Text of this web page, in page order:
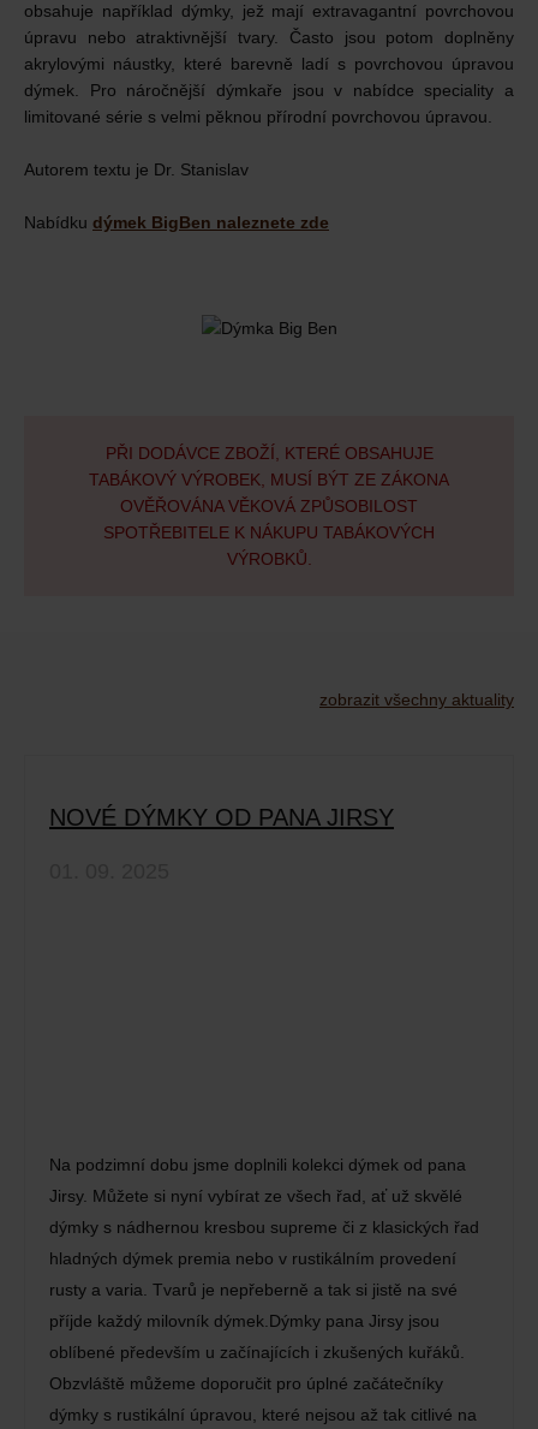
obsahuje například dýmky, jež mají extravagantní povrchovou
úpravu nebo atraktivnější tvary. Často jsou potom doplněny
akrylovými náustky, které barevně ladí s povrchovou úpravou
dýmek. Pro náročnější dýmkaře jsou v nabídce speciality a
limitované série s velmi pěknou přírodní povrchovou úpravou.
Autorem textu je Dr. Stanislav
Nabídku dýmek BigBen naleznete zde
PŘI DODÁVCE ZBOŽÍ, KTERÉ OBSAHUJE
TABÁKOVÝ VÝROBEK, MUSÍ BÝT ZE ZÁKONA
OVĚŘOVÁNA VĚKOVÁ ZPŮSOBILOST
SPOTŘEBITELE K NÁKUPU TABÁKOVÝCH
VÝROBKŮ.
zobrazit všechny aktuality
NOVÉ DÝMKY OD PANA JIRSY
Na podzimní dobu jsme doplnili kolekci dýmek od pana
Jirsy. Můžete si nyní vybírat ze všech řad, ať už skvělé
dýmky s nádhernou kresbou supreme či z klasických řad
hladných dýmek premia nebo v rustikálním provedení
rusty a varia. Tvarů je nepřeberně a tak si jistě na své
příjde každý milovník dýmek.Dýmky pana Jirsy jsou
oblíbené především u začínajících i zkušených kuřáků.
Obzvláště můžeme doporučit pro úplné začátečníky
dýmky s rustikální úpravou, které nejsou až tak citlivé na